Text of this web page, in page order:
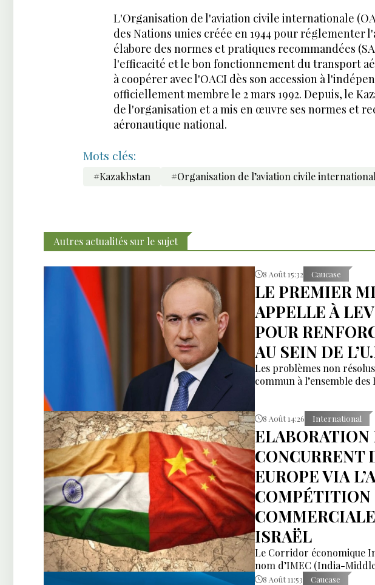
L'Organisation de l'aviation civile internationale
des Nations unies créée en 1944 pour
élabore des normes et pratiques recommandées
l'efficacité et le bon fonctionnement du transport
à coopérer avec l'OACI dès son accession à
officiellement membre le 2 mars 1992. Depuis, le
de l'organisation et a mis en œuvre ses normes et
aéronautique national.
Mots clés:
#Kazakhstan #Organisation de l’aviation civile
Autres actualités sur le sujet
8 Août 15:32 Caucase
LE PREMIER
APPELLE À
POUR
AU SEIN DE
Les problèmes non
commun à l’ensemble des
8 Août 14:26 International
ELABORATION
CONCURRENT
EUROPE VIA
COMPÉTITION
ISRAËL
Le Corridor économique
nom d’IMEC (India-
8 Août 11:53 Caucase